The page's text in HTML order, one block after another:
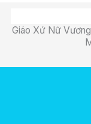
Giáo Xứ Nữ